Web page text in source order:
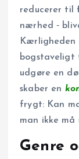
reducerer til
nærhed ‑
Kærligheden
bogstaveligt
udgøre en
skaber en
frygt: Kan
man ikke må
Genre